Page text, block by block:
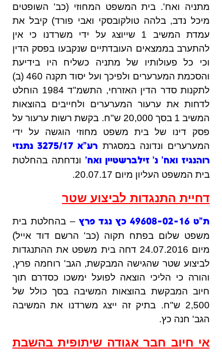
מתניה ואח'. בית המשפט המחוזי (כב' השופטים
מיכל נדב, בלהה טולקובסקי ואבי פורד) קיבל את
עמדת המשיב 1 שייוצג על ידי משרדנו כי אין
להתערב בממצאים העובדתיים שנקבעו בפסק הדין
וכי כל פעולותיו של מתניה כשליח היו בידיעת
והסכמת המערערים ולפיכך ועל יסוד תקנה 460 (ב)
לתקנות סדר הדין האזרחי, התשמ"ד 1984 הוחלט
לדחות את ערעור המערערים ולחייבים בהוצאות
המשיב 1 בסך 20,000 ש"ח. בקשת רשות ערעור על
פסק דינו של בית משפט מחוזי הוגשה על ידי
המערערים ונדונה במסגרת
רע"א 3275/17 נתנזי
רוהנגיז ואח' נ' זילברשטיין ואח'ונדחתה בהחלטת
בית המשפט העליון מיום 20.07.17.
דחיית התנגדות לביצוע שטר
ת"ט 49608-02-16 כץ נגד פרץ
– בהחלטת בית
משפט שלום בפתח תקוה (כב' הרשם דוד אייל)
מיום 24.07.2016 דחה בית משפט את ההתנגדות
לביצוע שטר שהגישה המבקשת, הגב' רוחמה פרץ,
והורה כי הליכי הוצאה לפועל ימשכו כסדרם תוך
חיוב המבקשת בהוצאות המשיבה בסך כולל של
2,500 ש"ח. בתיק זה ייצג משרדנו את המשיבה
הגב' חנה כץ.
אי חיוב חבר אגודה שיתופית בהשבת